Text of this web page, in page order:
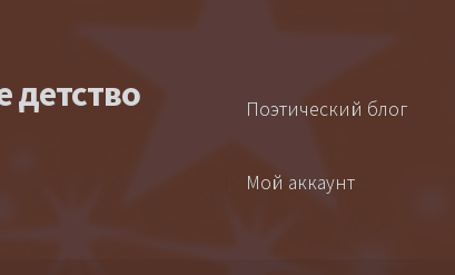
детство Поэтический блог
Мой аккаунт